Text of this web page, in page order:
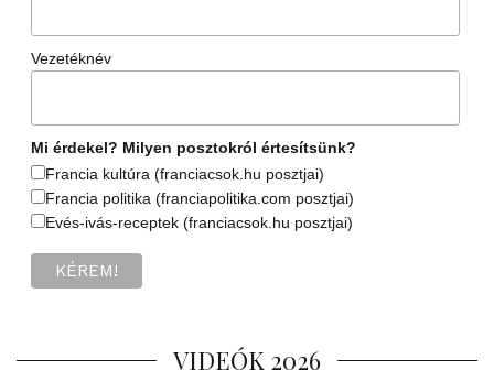
Vezetéknév
Mi érdekel? Milyen posztokról értesítsünk?
Francia kultúra (franciacsok.hu posztjai)
Francia politika (franciapolitika.com posztjai)
Evés-ivás-receptek (franciacsok.hu posztjai)
VIDEÓK 2026